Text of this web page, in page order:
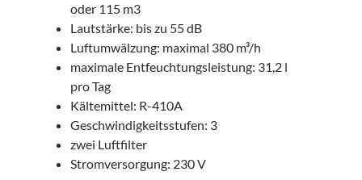
oder 115 m3
Lautstärke: bis zu 55 dB
Luftumwälzung: maximal 380 m³/h
maximale Entfeuchtungsleistung: 31,2 l
pro Tag
Kältemittel: R-410A
Geschwindigkeitsstufen: 3
zwei Luftfilter
Stromversorgung: 230 V